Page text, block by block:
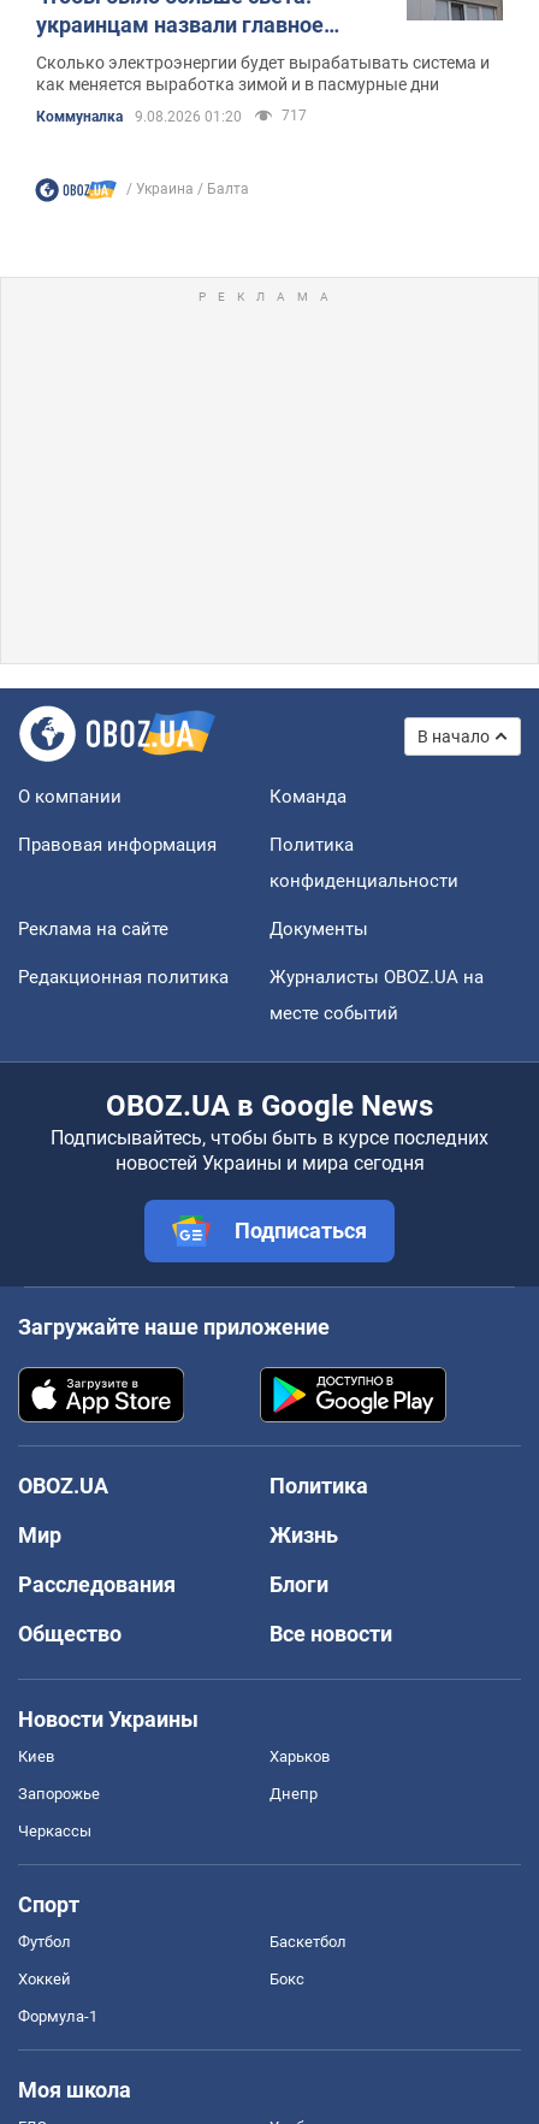
украинцам назвали главное
правило
Сколько электроэнергии будет вырабатывать система и
как меняется выработка зимой и в пасмурные дни
Коммуналка 9.08.2026 01:20 717
Украина Балта
В начало
О компании Команда
Правовая информация
Политика
конфиденциальности
Реклама на сайте Документы
Редакционная политика
Журналисты OBOZ.UA на
месте событий
OBOZ.UA в Google News
Подписывайтесь, чтобы быть в курсе последних
новостей Украины и мира сегодня
Подписаться
Загружайте наше приложение
OBOZ.UA
Политика
Мир
Жизнь
Расследования
Блоги
Общество
Все новости
Новости Украины
Киев Харьков
Запорожье Днепр
Черкассы
Спорт
Футбол Баскетбол
Хоккей Бокс
Формула-1
Моя школа